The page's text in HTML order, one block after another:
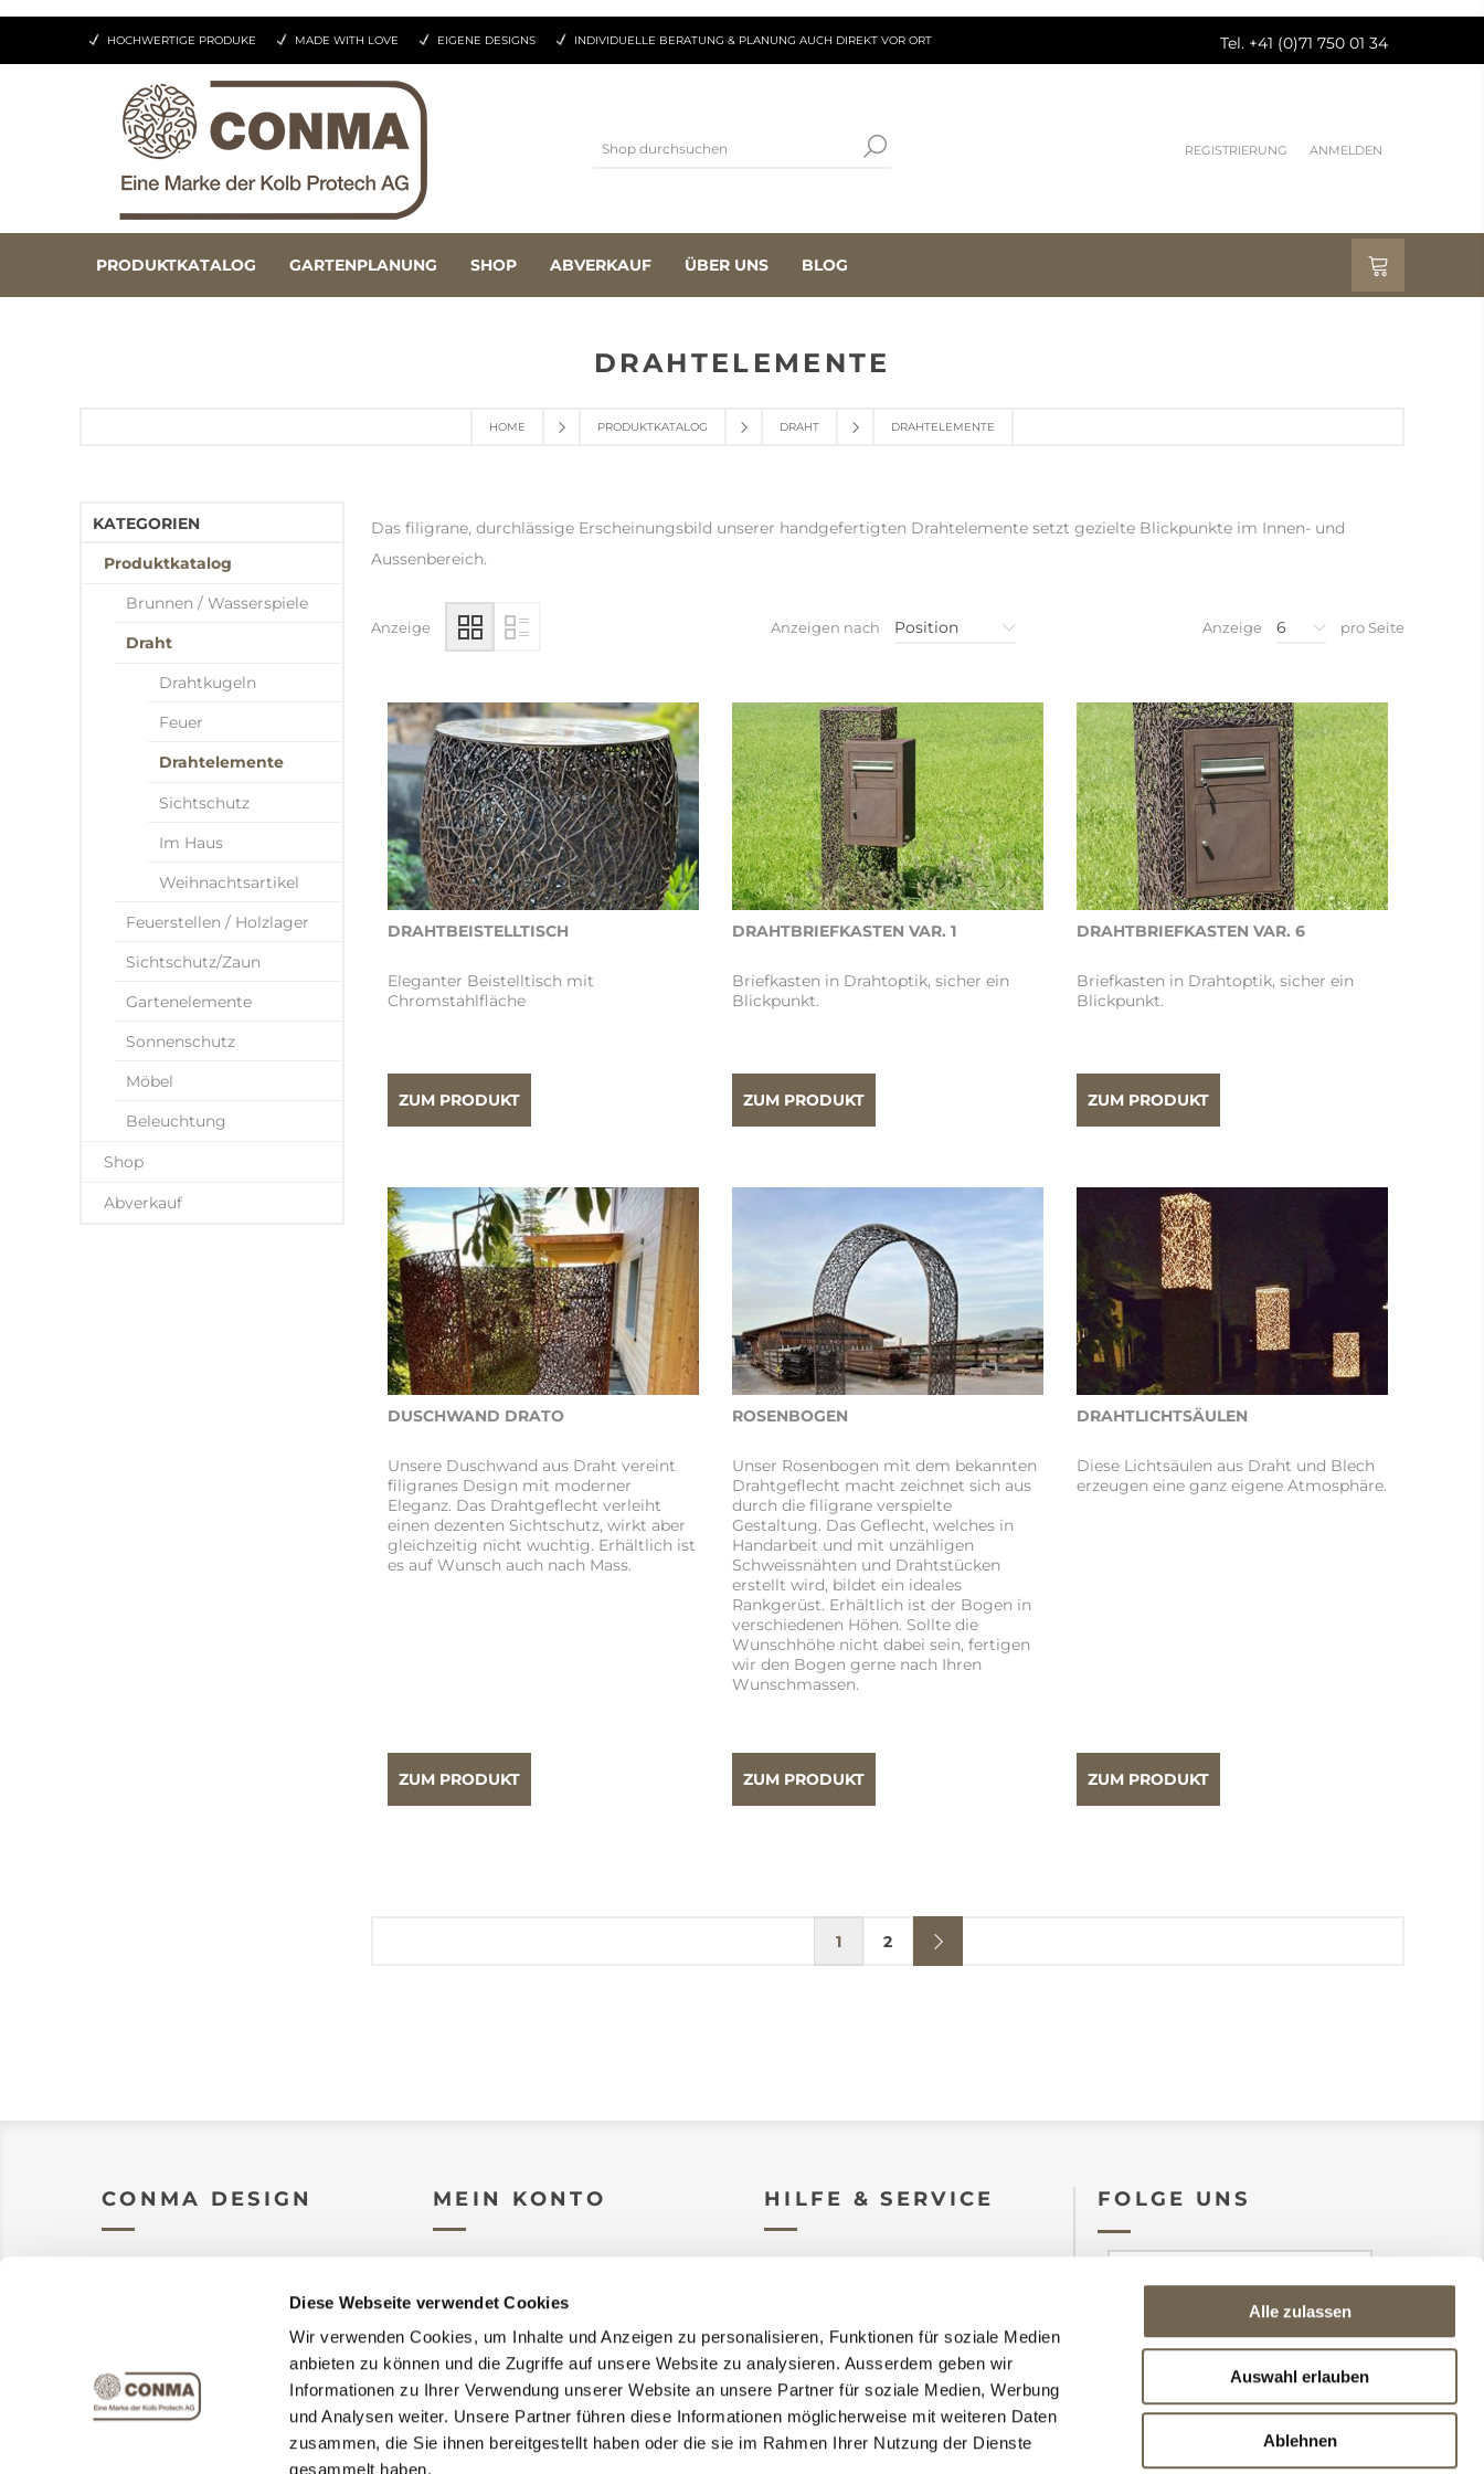
Diese Webseite verwendet Cookies
Wir verwenden Cookies, um Inhalte und Anzeigen zu personalisieren, Funktionen für soziale Medien
anbieten zu können und die Zugriffe auf unsere Website zu analysieren. Ausserdem geben wir
Informationen zu Ihrer Verwendung unserer Website an unsere Partner für soziale Medien, Werbung
und Analysen weiter. Unsere Partner führen diese Informationen möglicherweise mit weiteren Daten
zusammen, die Sie ihnen bereitgestellt haben oder die sie im Rahmen Ihrer Nutzung der Dienste
gesammelt haben.
Alle zulassen
Auswahl erlauben
Ablehnen
HOCHWERTIGE PRODUKE MADE WITH LOVE EIGENE DESIGNS INDIVIDUELLE BERATUNG & PLANUNG AUCH DIREKT VOR ORT Tel. +41 (0)71 750 01 34
REGISTRIERUNG ANMELDEN
PRODUKTKATALOG GARTENPLANUNG SHOP ABVERKAUF ÜBER UNS BLOG
HOME PRODUKTKATALOG DRAHT DRAHTELEMENTE
DRAHTELEMENTE
Das filigrane, durchlässige Erscheinungsbild unserer handgefertigten Drahtelemente setzt gezielte Blickpunkte im Innen- und
Aussenbereich.
Anzeige Anzeigen nach Position Anzeige 6 pro Seite
DRAHTBEISTELLTISCH
Eleganter Beistelltisch mit
Chromstahlfläche
ZUM PRODUKT
DRAHTBRIEFKASTEN VAR. 1
Briefkasten in Drahtoptik, sicher ein
Blickpunkt.
ZUM PRODUKT
DRAHTBRIEFKASTEN VAR. 6
Briefkasten in Drahtoptik, sicher ein
Blickpunkt.
ZUM PRODUKT
DUSCHWAND DRATO
Unsere Duschwand aus Draht vereint
filigranes Design mit moderner
Eleganz. Das Drahtgeflecht verleiht
einen dezenten Sichtschutz, wirkt aber
gleichzeitig nicht wuchtig. Erhältlich ist
es auf Wunsch auch nach Mass.
ZUM PRODUKT
ROSENBOGEN
Unser Rosenbogen mit dem bekannten
Drahtgeflecht macht zeichnet sich aus
durch die filigrane verspielte
Gestaltung. Das Geflecht, welches in
Handarbeit und mit unzähligen
Schweissnähten und Drahtstücken
erstellt wird, bildet ein ideales
Rankgerüst. Erhältlich ist der Bogen in
verschiedenen Höhen. Sollte die
Wunschhöhe nicht dabei sein, fertigen
wir den Bogen gerne nach Ihren
Wunschmassen.
ZUM PRODUKT
DRAHTLICHTSÄULEN
Diese Lichtsäulen aus Draht und Blech
erzeugen eine ganz eigene Atmosphäre.
ZUM PRODUKT
1 2
KATEGORIEN
Produktkatalog
Brunnen / Wasserspiele
Draht
Drahtkugeln
Feuer
Drahtelemente
Sichtschutz
Im Haus
Weihnachtsartikel
Feuerstellen / Holzlager
Sichtschutz/Zaun
Gartenelemente
Sonnenschutz
Möbel
Beleuchtung
Shop
Abverkauf
CONMA DESIGN
hochwertige Produkte für Ihren
MEIN KONTO
Aufträge
Adressen
Warenkorb
HILFE & SERVICE
Impressum
AGB
Sitemap
FOLGE UNS
Ich stimme den
Datenschutzbedingungenzu